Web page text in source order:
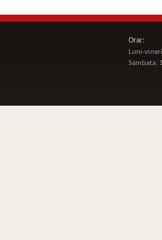
Orar:
Luni-
Sambata: